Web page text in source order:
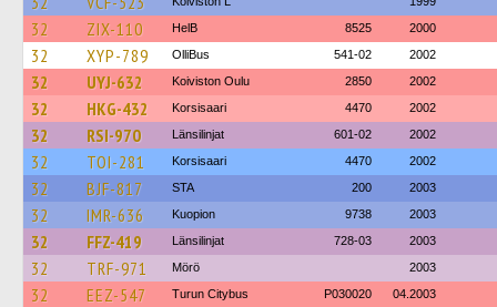
32 ZIX-110 HelB 8525 2000
32 XYP-789 OlliBus 541-02 2002
32 UYJ-632 Koiviston Oulu 2850 2002
32 HKG-432 Korsisaari 4470 2002
32 RSI-970 Länsilinjat 601-02 2002
32 TOI-281 Korsisaari 4470 2002
32 BJF-817 STA 200 2003
32 IMR-636 Kuopion 9738 2003
32 FFZ-419 Länsilinjat 728-03 2003
32 TRF-971 Mörö 2003
32 EEZ-547 Turun Citybus P030020 04.2003